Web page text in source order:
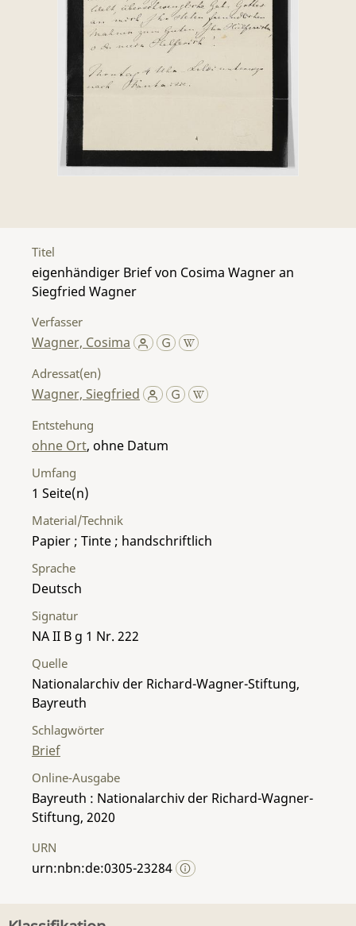
Titel
eigenhändiger Brief von Cosima Wagner an
Siegfried Wagner
Verfasser
Wagner, Cosima
Adressat(en)
Wagner, Siegfried
Entstehung
ohne Ort, ohne Datum
Umfang
1
Material/Technik
Papier ; Tinte ; handschriftlich
Sprache
Deutsch
Signatur
NA II B g 1 Nr. 222
Quelle
Nationalarchiv der Richard-Wagner-Stiftung,
Bayreuth
Schlagwörter
Brief
Online-Ausgabe
Bayreuth : Nationalarchiv der Richard-Wagner-
Stiftung, 2020
URN
urn:nbn:de:0305-23284